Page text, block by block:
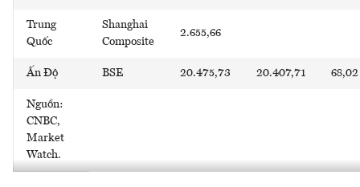
Trung
Quốc
Shanghai
Composite
2.655,66
Ấn Độ BSE 20.475,73 20.407,71 68,02
Nguồn:
CNBC,
Market
Watch.